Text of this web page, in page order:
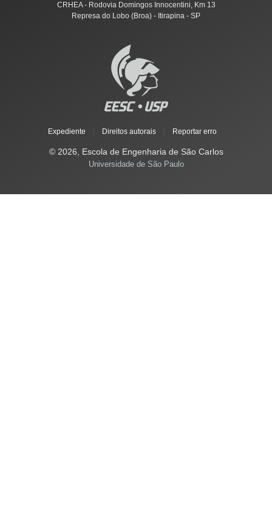
CRHEA - Rodovia Domingos Innocentini, Km 13
Represa do Lobo (Broa) - Itirapina - SP
Expediente Direitos autorais Reportar erro
© 2026, Escola de Engenharia de São Carlos
Universidade de São Paulo